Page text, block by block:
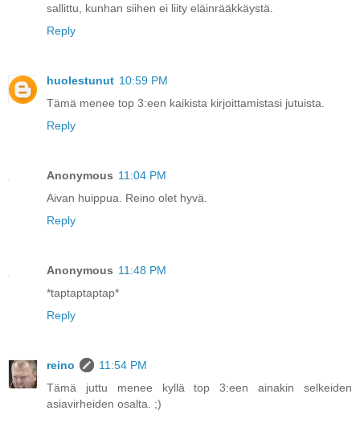
sallittu, kunhan siihen ei liity eläinrääkkäystä.
Reply
huolestunut 10:59 PM
Tämä menee top 3:een kaikista kirjoittamistasi jutuista.
Reply
Anonymous 11:04 PM
Aivan huippua. Reino olet hyvä.
Reply
Anonymous 11:48 PM
*taptaptaptap*
Reply
reino
11:54 PM
Tämä juttu menee kyllä top 3:een ainakin selkeiden
asiavirheiden osalta. ;)